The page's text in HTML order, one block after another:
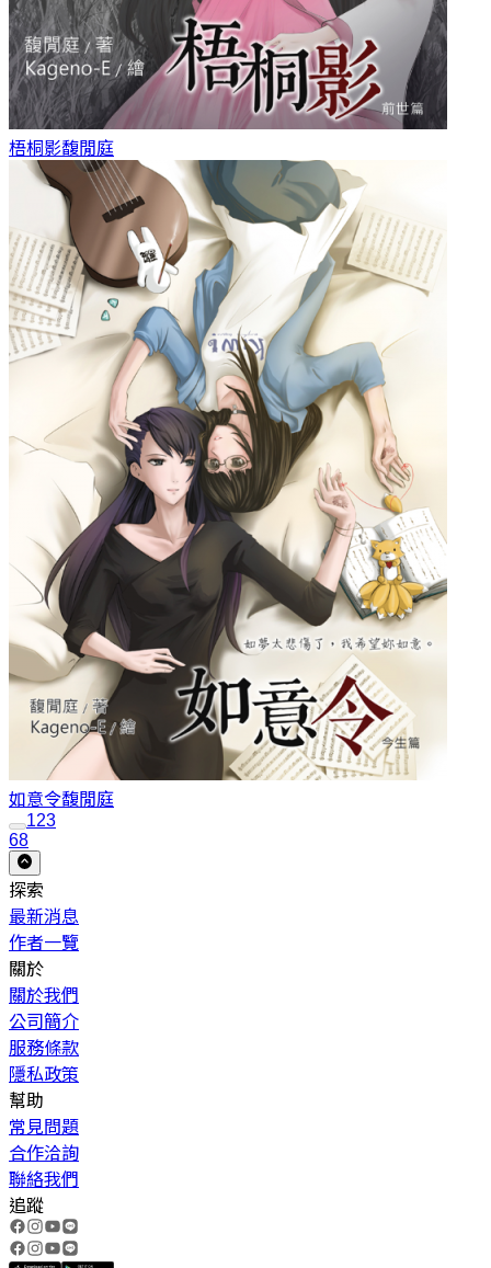
梧桐影馥閒庭
如意令馥閒庭
123
68
探索
最新消息
作者一覽
關於
關於我們
公司簡介
服務條款
隱私政策
幫助
常見問題
合作洽詢
聯絡我們
追蹤